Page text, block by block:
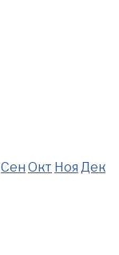
Сен Окт Ноя Дек